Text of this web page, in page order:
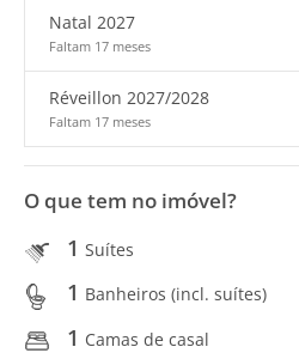
Natal 2027
Faltam 17 meses
Réveillon 2027/2028
Faltam 17 meses
O que tem no imóvel?
1 Suítes
1 Banheiros (incl. suítes)
1 Camas de casal